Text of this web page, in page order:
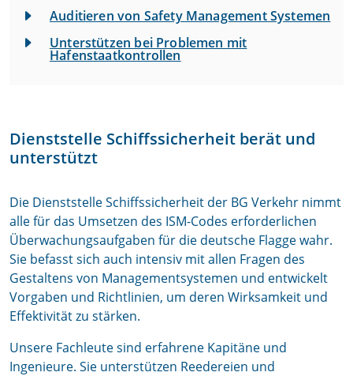
Auditieren von Safety Management Systemen
Unterstützen bei Problemen mit
Hafenstaatkontrollen
Dienststelle Schiffssicherheit berät und
unterstützt
Die Dienststelle Schiffssicherheit der BG Verkehr nimmt
alle für das Umsetzen des ISM-Codes erforderlichen
Überwachungsaufgaben für die deutsche Flagge wahr.
Sie befasst sich auch intensiv mit allen Fragen des
Gestaltens von Managementsystemen und entwickelt
Vorgaben und Richtlinien, um deren Wirksamkeit und
Effektivität zu stärken.
Unsere Fachleute sind erfahrene Kapitäne und
Ingenieure. Sie unterstützen Reedereien und